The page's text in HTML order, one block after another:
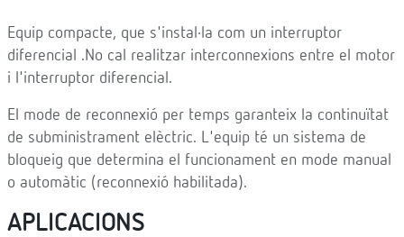
Equip compacte, que s'instal·la com un interruptor
diferencial .No cal realitzar interconnexions entre el motor
i l'interruptor diferencial.
El mode de reconnexió per temps garanteix la continuïtat
de subministrament elèctric. L'equip té un sistema de
bloqueig que determina el funcionament en mode manual
o automàtic (reconnexió habilitada).
APLICACIONS